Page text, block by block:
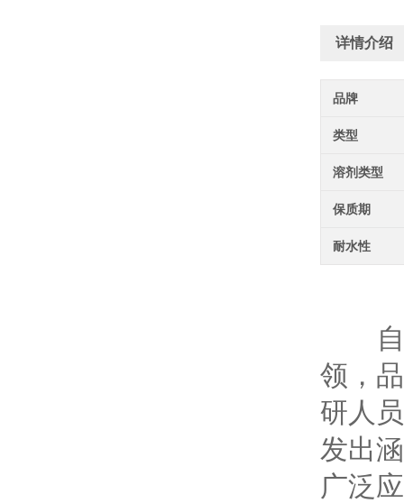
详情介绍
品牌
类型
溶剂类型
保质期
耐水性
自廊
领，
研人
发出
广泛